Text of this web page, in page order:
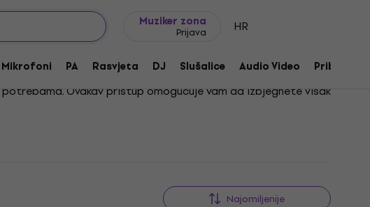
Muziker zona
Prijava HR
Mikrofoni PA Rasvjeta DJ Slušalice Audio Video Pribor
Ovakav pristup omogućuje vam da izbjegnete višak
Najomiljenije